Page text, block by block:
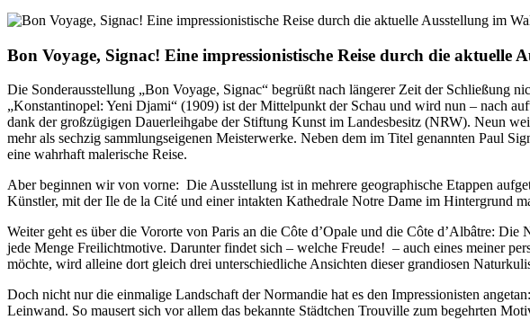
Bon Voyage, Signac! Eine impressionistische Reise durch die aktuelle
Die Sonderausstellung „Bon Voyage, Signac“ begrüßt nach längerer Zeit der Schließung
„Konstantinopel: Yeni Djami“ (1909) ist der Mittelpunkt der Schau und wird nun – nach
dank der großzügigen Dauerleihgabe der Stiftung Kunst im Landesbesitz (NRW). Neun
mehr als sechzig sammlungseigenen Meisterwerke. Neben dem im Titel genannten Paul
eine wahrhaft malerische Reise.
Aber beginnen wir von vorne: Die Ausstellung ist in mehrere geographische Etappen
Künstler, mit der Ile de la Cité und einer intakten Kathedrale Notre Dame im Hintergrund
Weiter geht es über die Vororte von Paris an die Côte d’Opale und die Côte d’Albâtre:
jede Menge Freilichtmotive. Darunter findet sich – welche Freude! – auch eines meiner
möchte, wird alleine dort gleich drei unterschiedliche Ansichten dieser grandiosen
Doch nicht nur die einmalige Landschaft der Normandie hat es den Impressionisten
Leinwand. So mausert sich vor allem das bekannte Städtchen Trouville zum begehrten